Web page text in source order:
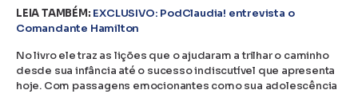
LEIA TAMBÉM: EXCLUSIVO: PodClaudia! entrevista o
Comandante Hamilton
No livro ele traz as lições que o ajudaram a trilhar o caminho
desde sua infância até o sucesso indiscutível que apresenta
hoje. Com passagens emocionantes como sua adolescência